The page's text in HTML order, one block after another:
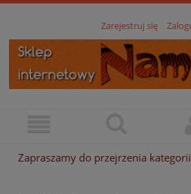
Zarejestruj się
Zapraszamy do przejrzenia